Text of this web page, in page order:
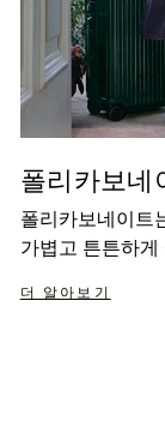
폴리카보네
폴리카보네이트
가볍고 튼튼하
더 알아보기